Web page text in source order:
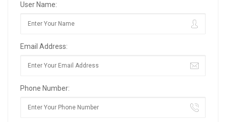
User Name:
Email Address:
Phone Number: